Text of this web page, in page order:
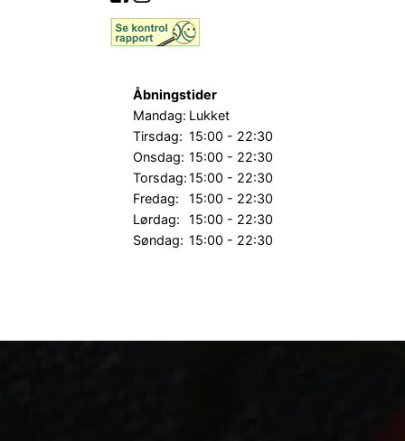
Åbningstider
Mandag: Lukket
Tirsdag: 15:00 - 22:30
Onsdag: 15:00 - 22:30
Torsdag:15:00 - 22:30
Fredag:
15:00 - 22:30
Lørdag:
15:00 - 22:30
Søndag: 15:00 - 22:30